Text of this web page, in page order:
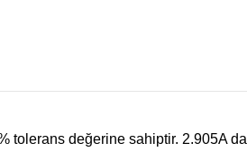
tolerans değerine sahiptir. 2.905A